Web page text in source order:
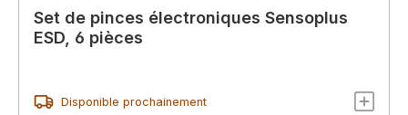
Set de pinces électroniques Sensoplus
ESD, 6 pièces
Disponible prochainement